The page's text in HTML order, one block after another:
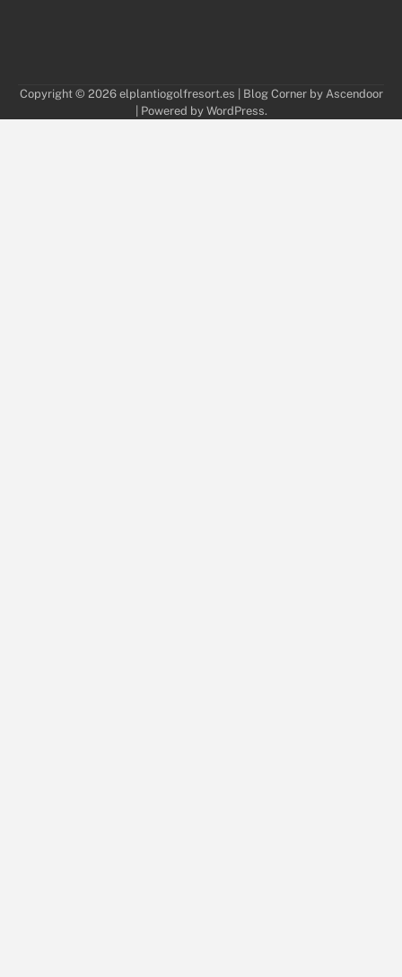
Copyright © 2026 elplantiogolfresort.es | Blog Corner by Ascendoor
| Powered by WordPress.